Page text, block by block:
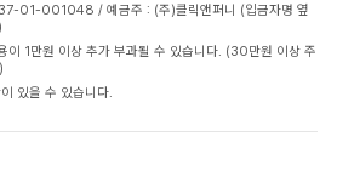
01-001048 / 예금주 : (주)클릭앤퍼니 (입금자명 옆
이 1만원 이상 추가 부과될 수 있습니다. (30만원 이상 주
있을 수 있습니다.